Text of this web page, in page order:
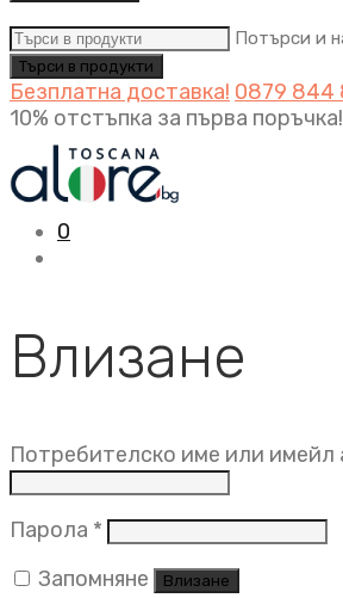
Потърси и
Безплатна доставка! 0879 844
10% отстъпка за първа поръчка!
0
Влизане
Потребителско име или имейл
Парола * Задължително
Запомняне
Влизане